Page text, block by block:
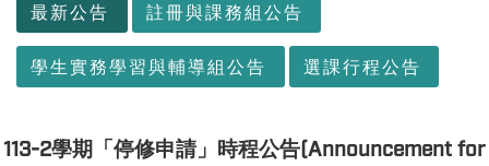
最新公告 註冊與課務組公告
學生實務學習與輔導組公告 選課行程公告
113-2學期「停修申請」時程公告(Announcement for